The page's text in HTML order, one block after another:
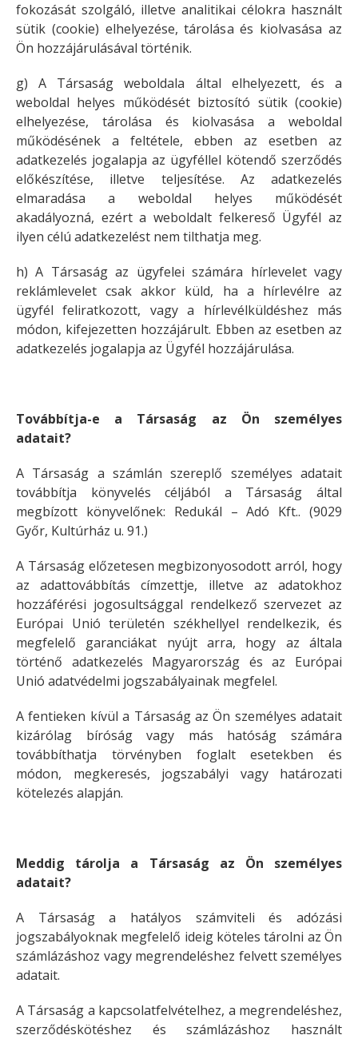
fokozását szolgáló, illetve analitikai célokra használt
sütik (cookie) elhelyezése, tárolása és kiolvasása az
Ön hozzájárulásával történik.
g) A Társaság weboldala által elhelyezett, és a
weboldal helyes működését biztosító sütik (cookie)
elhelyezése, tárolása és kiolvasása a weboldal
működésének a feltétele, ebben az esetben az
adatkezelés jogalapja az ügyféllel kötendő szerződés
előkészítése, illetve teljesítése. Az adatkezelés
elmaradása a weboldal helyes működését
akadályozná, ezért a weboldalt felkereső Ügyfél az
ilyen célú adatkezelést nem tilthatja meg.
h) A Társaság az ügyfelei számára hírlevelet vagy
reklámlevelet csak akkor küld, ha a hírlevélre az
ügyfél feliratkozott, vagy a hírlevélküldéshez más
módon, kifejezetten hozzájárult. Ebben az esetben az
adatkezelés jogalapja az Ügyfél hozzájárulása.
Továbbítja-e a Társaság az Ön személyes
adatait?
A Társaság a számlán szereplő személyes adatait
továbbítja könyvelés céljából a Társaság által
megbízott könyvelőnek: Redukál – Adó Kft.. (9029
Győr, Kultúrház u. 91.)
A Társaság előzetesen megbizonyosodott arról, hogy
az adattovábbítás címzettje, illetve az adatokhoz
hozzáférési jogosultsággal rendelkező szervezet az
Európai Unió területén székhellyel rendelkezik, és
megfelelő garanciákat nyújt arra, hogy az általa
történő adatkezelés Magyarország és az Európai
Unió adatvédelmi jogszabályainak megfelel.
A fentieken kívül a Társaság az Ön személyes adatait
kizárólag bíróság vagy más hatóság számára
továbbíthatja törvényben foglalt esetekben és
módon, megkeresés, jogszabályi vagy határozati
kötelezés alapján.
Meddig tárolja a Társaság az Ön személyes
adatait?
A Társaság a hatályos számviteli és adózási
jogszabályoknak megfelelő ideig köteles tárolni az Ön
számlázáshoz vagy megrendeléshez felvett személyes
adatait.
A Társaság a kapcsolatfelvételhez, a megrendeléshez,
szerződéskötéshez és számlázáshoz használt